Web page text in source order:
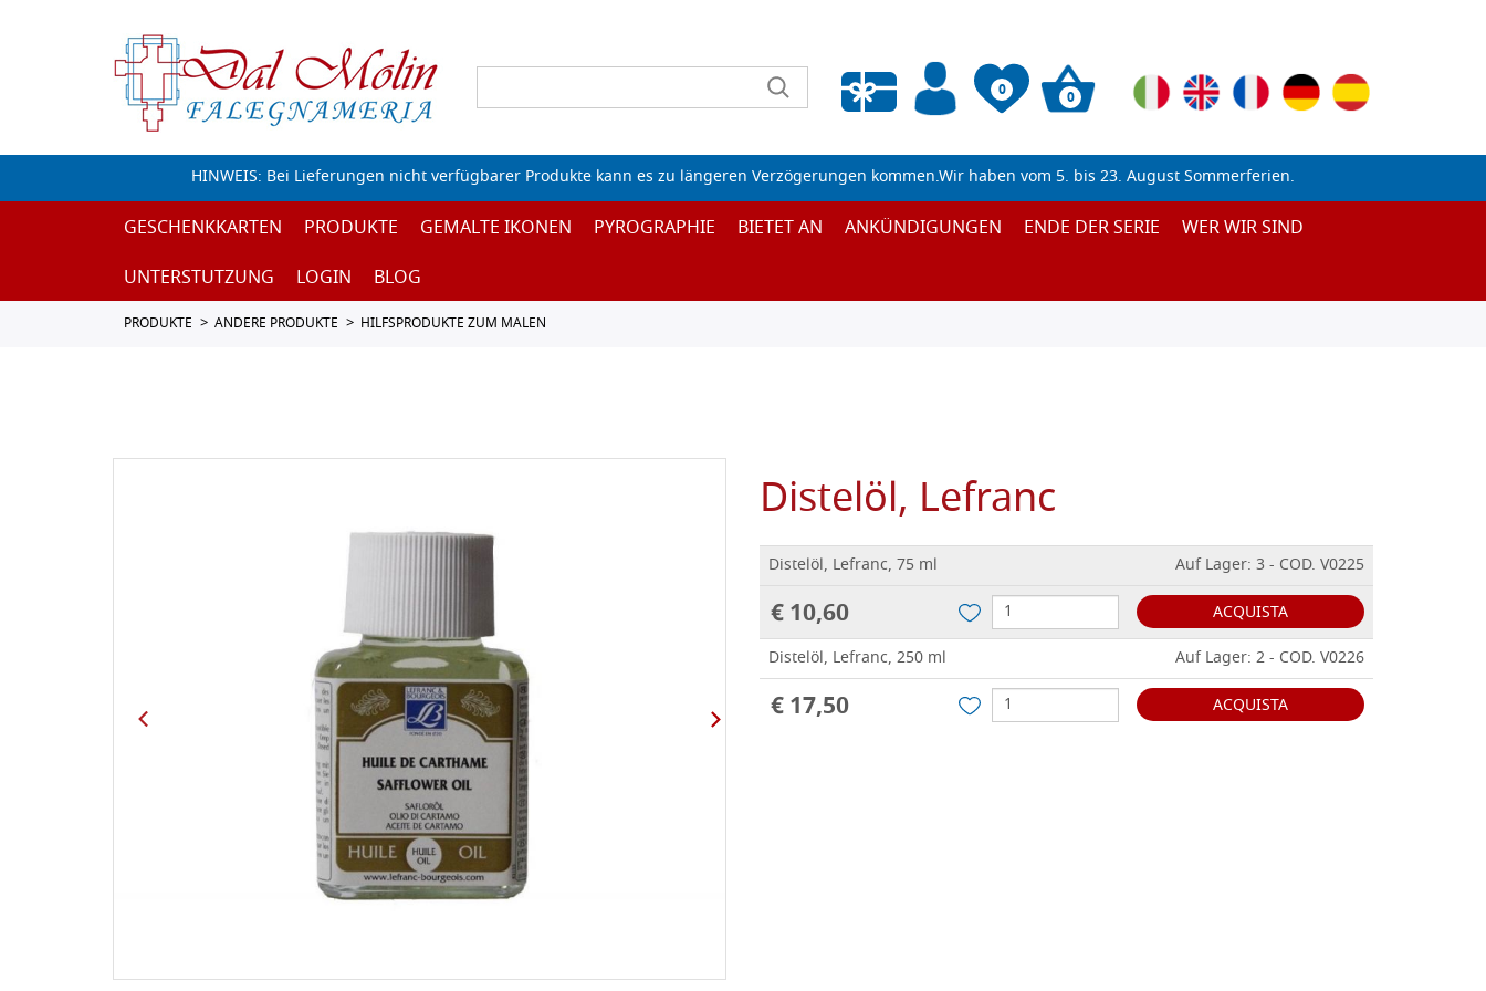
0
Wunschliste leeren
0
HINWEIS: Bei Lieferungen nicht verfügbarer Produkte kann es zu längeren Verzögerungen kommen.Wir haben vom 5. bis 23. August Sommerferien.
GESCHENKKARTEN PRODUKTE GEMALTE IKONEN PYROGRAPHIE BIETET AN ANKÜNDIGUNGEN ENDE DER SERIE
WER WIR SIND
UNTERSTUTZUNG
LOGIN BLOG
PRODUKTE ANDERE PRODUKTE HILFSPRODUKTE ZUM MALEN
Distelöl, Lefranc
Distelöl, Lefranc, 75 ml Auf Lager: 3 - COD. V0225
€ 10,60
ACQUISTA
Distelöl, Lefranc, 250 ml
Auf Lager: 2 - COD. V0226
€ 17,50 ACQUISTA